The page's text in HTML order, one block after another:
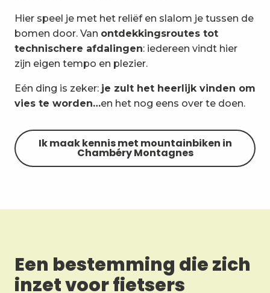
Hier speel je met het reliëf en slalom je tussen de
bomen door. Van ontdekkingsroutes tot
technischere afdalingen: iedereen vindt hier
zijn eigen tempo en plezier.
Eén ding is zeker: je zult het heerlijk vinden om
vies te worden…en het nog eens over te doen.
Ik maak kennis met mountainbiken in
Chambéry Montagnes
Een bestemming die zich
inzet voor fietsers